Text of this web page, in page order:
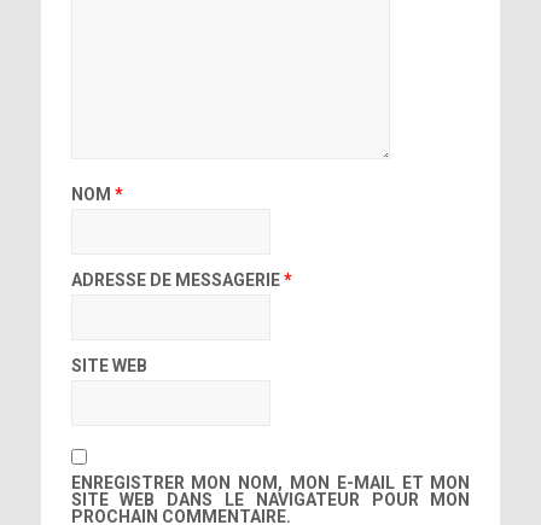
NOM *
ADRESSE DE MESSAGERIE*
SITE WEB
ENREGISTRER MON NOM, MON E-MAIL ET MON
SITE WEB DANS LE NAVIGATEUR POUR MON
PROCHAIN COMMENTAIRE.